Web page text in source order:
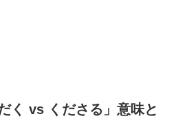
く vs くださる」意味と